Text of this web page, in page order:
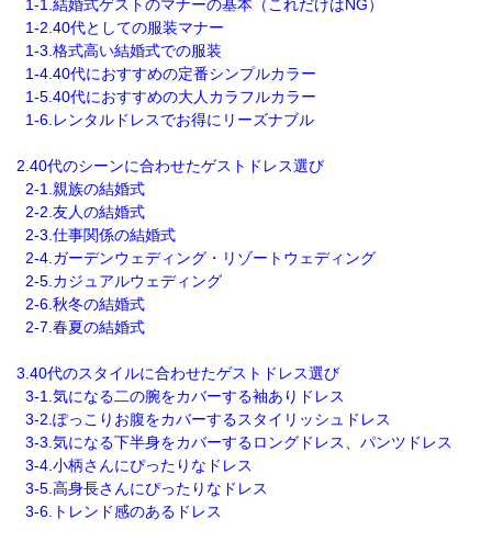
1-1.結婚式ゲストのマナーの基本（これだけはNG）
1-2.40代としての服装マナー
1-3.格式高い結婚式での服装
1-4.40代におすすめの定番シンプルカラー
1-5.40代におすすめの大人カラフルカラー
1-6.レンタルドレスでお得にリーズナブル
2.40代のシーンに合わせたゲストドレス選び
2-1.親族の結婚式
2-2.友人の結婚式
2-3.仕事関係の結婚式
2-4.ガーデンウェディング・リゾートウェディング
2-5.カジュアルウェディング
2-6.秋冬の結婚式
2-7.春夏の結婚式
3.40代のスタイルに合わせたゲストドレス選び
3-1.気になる二の腕をカバーする袖ありドレス
3-2.ぽっこりお腹をカバーするスタイリッシュドレス
3-3.気になる下半身をカバーするロングドレス、パンツドレス
3-4.小柄さんにぴったりなドレス
3-5.高身長さんにぴったりなドレス
3-6.トレンド感のあるドレス